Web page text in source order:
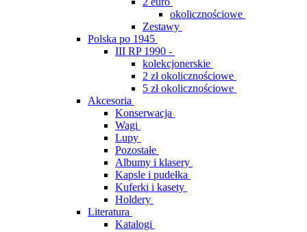
okolicznościowe
Zestawy
Polska po 1945
III RP 1990 -
kolekcjonerskie
2 zł okolicznościowe
5 zł okolicznościowe
Akcesoria
Konserwacja
Wagi
Lupy
Pozostałe
Albumy i klasery
Kapsle i pudełka
Kuferki i kasety
Holdery
Literatura
Katalogi